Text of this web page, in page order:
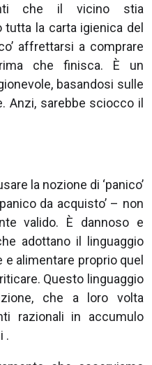
che il vicino stia
tutta la carta igienica del
affrettarsi a comprare
che finisca. È un
basandosi sulle
Anzi, sarebbe sciocco il
la nozione di ‘panico’
da acquisto’ – non
valido. È dannoso e
adottano il linguaggio
e alimentare proprio quel
Questo linguaggio
che a loro volta
razionali in accumulo
.